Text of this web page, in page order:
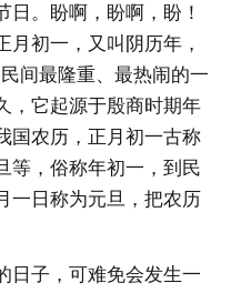
日。盼啊，盼啊，盼！
月初一，又叫阴历年，
间最隆重、最热闹的一
，它起源于殷商时期年
国农历，正月初一古称
等，俗称年初一，到民
一日称为元旦，把农历
日子，可难免会发生一